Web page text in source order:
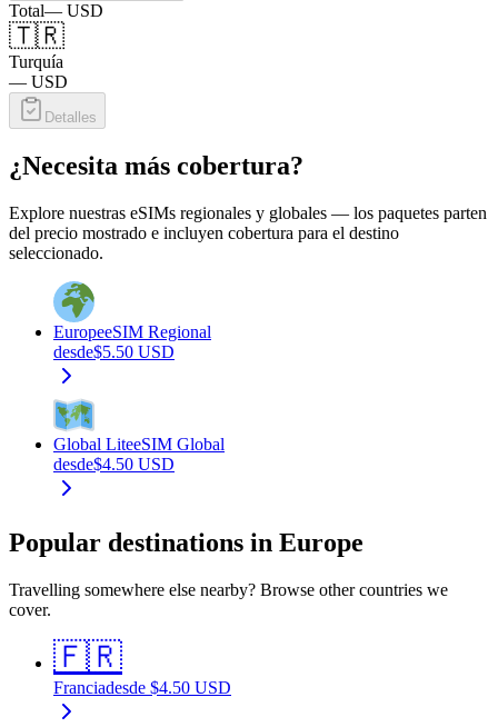
Total— USD
🇹🇷
Turquía
— USD
Detalles
¿Necesita más cobertura?
Explore nuestras eSIMs regionales y globales — los paquetes parten
del precio mostrado e incluyen cobertura para el destino
seleccionado.
EuropeeSIM Regional
desde$5.50 USD
Global LiteeSIM Global
desde$4.50 USD
Popular destinations in Europe
Travelling somewhere else nearby? Browse other countries we
cover.
🇫🇷
Franciadesde $4.50 USD